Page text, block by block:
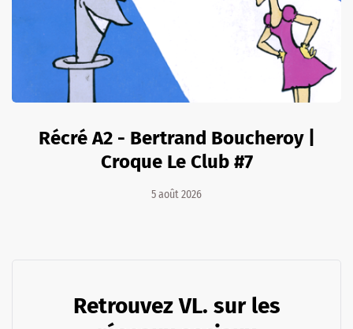
Récré A2 - Bertrand Boucheroy |
Croque Le Club #7
5 août 2026
Retrouvez VL. sur les